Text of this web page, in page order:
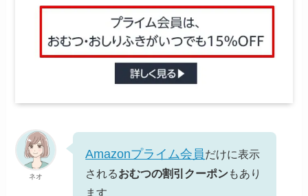
ネオ
Amazonプライム会員だけに表示
されるおむつの割引クーポンもあり
ます